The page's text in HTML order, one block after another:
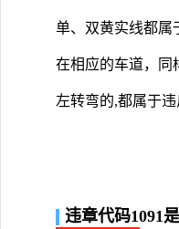
单、双黄实线都属
在相应的车道，同
左转弯的,都属于
违章代码1091